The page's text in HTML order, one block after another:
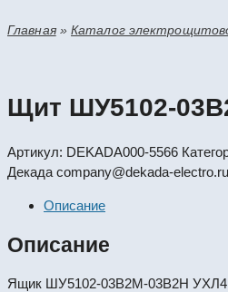
Главная»Каталог
Щит ШУ5102-
Артикул: DEKADA000-5566
Декада company@dekada-electro.ru
Описание
Описание
Ящик ШУ5102-03В2М-03В2Н УХЛ4